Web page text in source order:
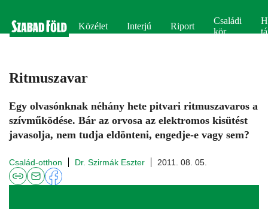
Közélet Interjú Riport
Családi
kör
Ritmuszavar
Egy olvasónknak néhány hete pitvari ritmuszavaros a
szívműködése. Bár az orvosa az elektromos kisütést
javasolja, nem tudja eldönteni, engedje-e vagy sem?
Család-otthon Dr. Szirmák Eszter 2011. 08. 05.